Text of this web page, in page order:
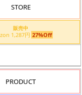
STORE
販売中
Amazon 1,287円 27%Off
PRODUCT